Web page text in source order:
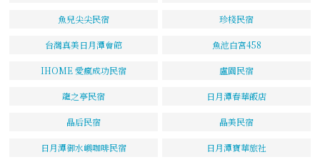
魚兒尖尖民宿 珍棧民宿
台灣真美日月潭會館 魚池白宮458
IHOME 愛瘋成功民宿 盧園民宿
龍之亭民宿 日月潭春華飯店
晶后民宿 晶美民宿
日月潭御水嶼咖啡民宿 日月潭寶華旅社